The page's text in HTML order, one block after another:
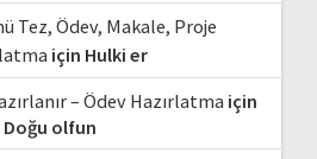
Tez, Ödev, Makale, Proje
için Hulki er
– Ödev Hazırlatma için
Doğu olfun